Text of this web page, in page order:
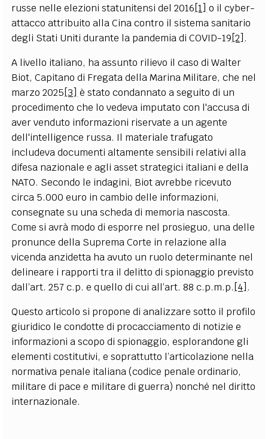
russe nelle elezioni statunitensi del 2016[1] o il cyber-
attacco attribuito alla Cina contro il sistema sanitario
degli Stati Uniti durante la pandemia di COVID-19[2] .
A livello italiano, ha assunto rilievo il caso di Walter
Biot, Capitano di Fregata della Marina Militare, che nel
marzo 2025[3] è stato condannato a seguito di un
procedimento che lo vedeva imputato con l'accusa di
aver venduto informazioni riservate a un agente
dell'intelligence russa. Il materiale trafugato
includeva documenti altamente sensibili relativi alla
difesa nazionale e agli asset strategici italiani e della
NATO. Secondo le indagini, Biot avrebbe ricevuto
circa 5.000 euro in cambio delle informazioni,
consegnate su una scheda di memoria nascosta.
Come si avrà modo di esporre nel prosieguo, una delle
pronunce della Suprema Corte in relazione alla
vicenda anzidetta ha avuto un ruolo determinante nel
delineare i rapporti tra il delitto di spionaggio previsto
dall’art. 257 c.p. e quello di cui all’art. 88 c.p.m.p. [4] .
Questo articolo si propone di analizzare sotto il profilo
giuridico le condotte di procacciamento di notizie e
informazioni a scopo di spionaggio, esplorandone gli
elementi costitutivi, e soprattutto l’articolazione nella
normativa penale italiana (codice penale ordinario,
militare di pace e militare di guerra) nonché nel diritto
internazionale.